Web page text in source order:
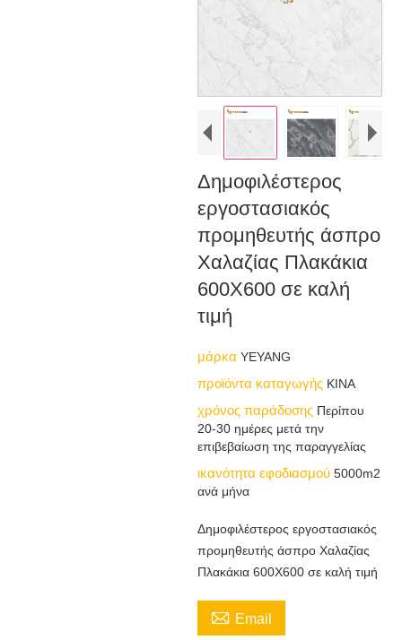
Δημοφιλέστερος
εργοστασιακός
προμηθευτής άσπρο
Χαλαζίας Πλακάκια
600X600 σε καλή
τιμή
μάρκα YEYANG
προϊόντα καταγωγής ΚΙΝΑ
χρόνος παράδοσης Περίπου
20-30 ημέρες μετά την
επιβεβαίωση της παραγγελίας
ικανότητα εφοδιασμού 5000m2
ανά μήνα
Δημοφιλέστερος εργοστασιακός
προμηθευτής άσπρο Χαλαζίας
Πλακάκια 600X600 σε καλή τιμή
 Email